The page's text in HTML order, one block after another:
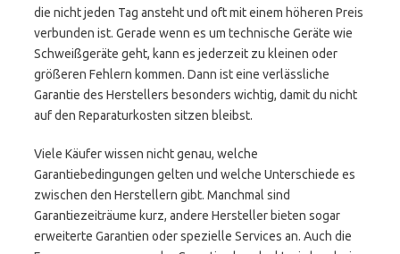
die nicht jeden Tag ansteht und oft mit einem höheren Preis
verbunden ist. Gerade wenn es um technische Geräte wie
Schweißgeräte geht, kann es jederzeit zu kleinen oder
größeren Fehlern kommen. Dann ist eine verlässliche
Garantie des Herstellers besonders wichtig, damit du nicht
auf den Reparaturkosten sitzen bleibst.
Viele Käufer wissen nicht genau, welche
Garantiebedingungen gelten und welche Unterschiede es
zwischen den Herstellern gibt. Manchmal sind
Garantiezeiträume kurz, andere Hersteller bieten sogar
erweiterte Garantien oder spezielle Services an. Auch die